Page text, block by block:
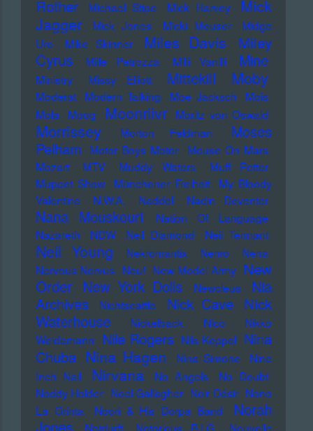
Rother
Michael Stipe Mick Harvey
Mick
Jagger
Mick Jones Micki Meuser
Midge
Ure
Mike Skinner Miles Davis
Miley
Cyrus
Mille Petrozza Milli Vanilli Mine
Ministry Missy Elliott Mittekill Moby
Moderat Modern Talking Moe Jacksch
Mois
Mola
Moog Moonriivr Moritz von Oswald
Morrissey Morton Feldman
Moses
Pelham
Motor Boys Motor
Mouse On Mars
Mozart
MTV Muddy Waters
Muff Potter
Muppet Show
Münchener Freiheit
My Bloody
Valentine
N.W.A. Naddel Nadin Deventer
Nana Mouskouri
Nation Of Language
Nazareth
NDW Neil Diamond Neil Tennant
Neil Young Nekromantix Nemo
Nena
Nervous Norvus Neu! New Model Army New
Order New York Dolls Newcleus
Nia
Archives
Nichtseattle Nick Cave
Nick
Waterhouse
Nickelback Nico
Nikko
Weidemann Nile Rogers Nils Keppel Nina
Chuba Nina Hagen Nina Simone
Nine
Inch Nail
Nirvana No Angels
No Doubt
Noddy Holder Noel Gallagher Noir Désir Nono
La Grinta
Noori & His Dorpa Band
Norah
Jones
Notdurft Notorious B.I.G. Nouvelle